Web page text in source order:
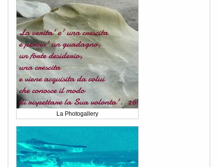
La Photogallery